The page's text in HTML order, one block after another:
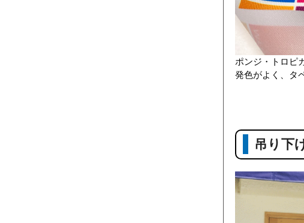
ポンジ・トロピ
発色がよく、タ
吊り下